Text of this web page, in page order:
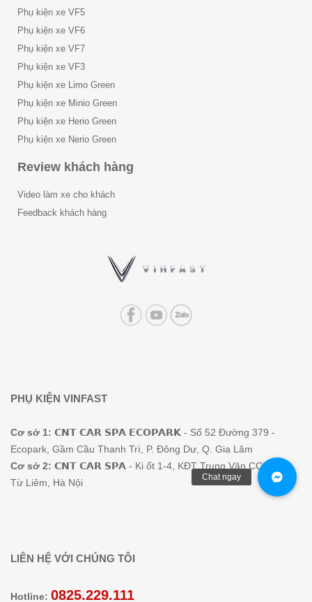
Phụ kiện xe VF5
Phụ kiện xe VF6
Phụ kiện xe VF7
Phụ kiện xe VF3
Phụ kiện xe Limo Green
Phụ kiện xe Minio Green
Phụ kiện xe Herio Green
Phụ kiện xe Nerio Green
Review khách hàng
Video làm xe cho khách
Feedback khách hàng
PHỤ KIỆN VINFAST
Cơ sở 1: 𝗖𝗡𝗧 𝗖𝗔𝗥 𝗦𝗣𝗔 𝗘𝗖𝗢𝗣𝗔𝗥𝗞 - Số 52 Đường 379 -
Ecopark, Gầm Cầu Thanh Trì, P. Đông Dư, Q. Gia Lâm
Cơ sở 2: 𝗖𝗡𝗧 𝗖𝗔𝗥 𝗦𝗣𝗔 - Ki ốt 1-4, KĐT Trung Văn CC, Nam
Từ Liêm, Hà Nội
LIÊN HỆ VỚI CHÚNG TÔI
Hotline: 0825.229.111